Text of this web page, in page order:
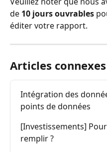
de 10 jours ouvrables
éditer votre rapport.
Articles connexes
Intégration des
points de données
[Investissements]
remplir ?